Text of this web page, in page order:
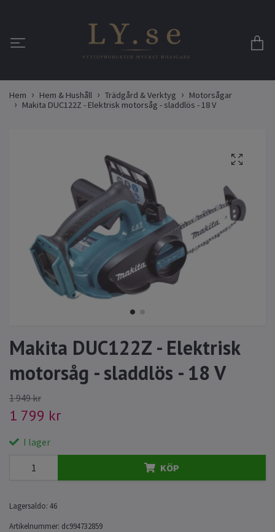
Hem Hem & Hushåll Trädgård & Verktyg
Motorsågar
Makita DUC122Z - Elektrisk motorsåg - sladdlös - 18 V
Makita DUC122Z - Elektrisk
motorsåg - sladdlös - 18 V
1 949 kr
1 799 kr
I lager
KÖP
Lagersaldo: 46
Artikelnummer: dc994732859